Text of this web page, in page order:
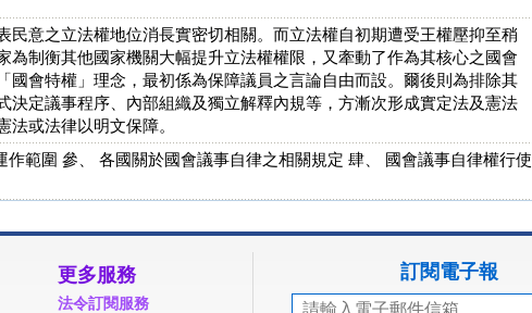
民意之立法權地位消長實密切相關。而立法權自初期遭受王權壓抑至稍
為制衡其他國家機關大幅提升立法權權限，又牽動了作為其核心之國會
國會特權」理念，最初係為保障議員之言論自由而設。爾後則為排除其
決定議事程序、內部組織及獨立解釋內規等，方漸次形成實定法及憲法
法或法律以明文保障。
範圍 參、 各國關於國會議事自律之相關規定 肆、 國會議事自律權行使
更多服務
法令訂閱服務
訂閱電子報